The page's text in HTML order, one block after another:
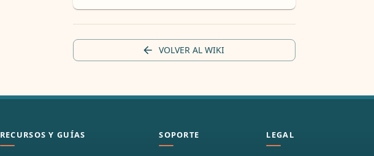
VOLVER AL WIKI
RECURSOS Y GUÍAS SOPORTE LEGAL